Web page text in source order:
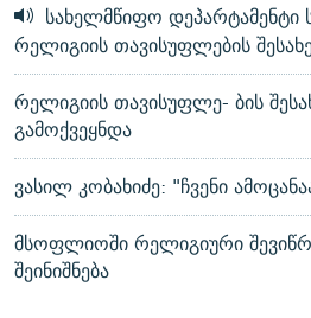
სახელმწიფო
რელიგიის თავისუფლების
რელიგიის თავისუფლე- ბის
გამოქვეყნდა
ვასილ კობახიძე: "ჩვენი
მსოფლიოში რელიგიური
შეინიშნება